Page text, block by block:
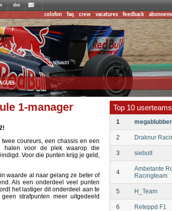
dm
colofon faq crew vacatures feedback
1-manager
coureurs, een chassis en een
halen voor de plek waarop die
Voor die punten krijg je geld,
waarde al naar gelang ze beter of
Als een onderdeel veel punten
het lastiger dit onderdeel aan te
strafpunten meer uitgedeeld
Top 10 userteams
1
2 Draknur
3 siebolt
4
Ambetante
Racingteam
5 H_Team
6 Reteppd F1